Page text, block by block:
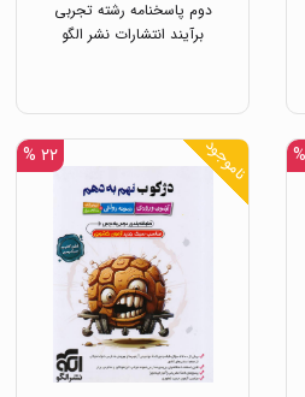
دوم پاسخنامه رشته تجربی
برآیند انتشارات نشر الگو
ناموجود ۲۲ %